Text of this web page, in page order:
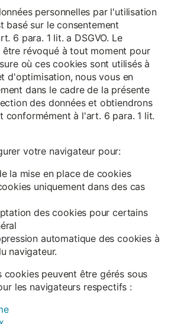
personnelles par l'utilisation
basé sur le consentement
6 para. 1 lit. a DSGVO. Le
révoqué à tout moment pour
où ces cookies sont utilisés à
d'optimisation, nous vous en
dans le cadre de la présente
des données et obtiendrons
conformément à l'art. 6 para. 1 lit.
votre navigateur pour:
la mise en place de cookies
uniquement dans des cas
des cookies pour certains
automatique des cookies à
navigateur.
cookies peuvent être gérés sous
les navigateurs respectifs :